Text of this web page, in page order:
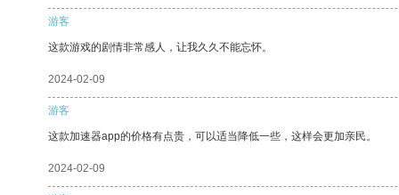
游客
这款游戏的剧情非常感人，让我久久不能忘怀。
2024-02-09
游客
这款加速器app的价格有点贵，可以适当降低一些，这样会更加亲民。
2024-02-09